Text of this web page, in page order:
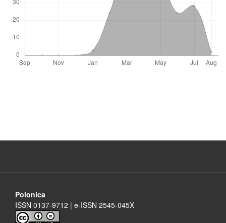
Polonica
ISSN 0137-9712 | e-ISSN 2545-045X